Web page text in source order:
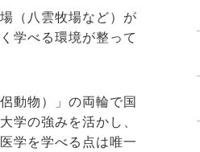
（八雲牧場など）が
学べる環境が整って
動物）」の両輪で国
学の強みを活かし、
学を学べる点は唯一